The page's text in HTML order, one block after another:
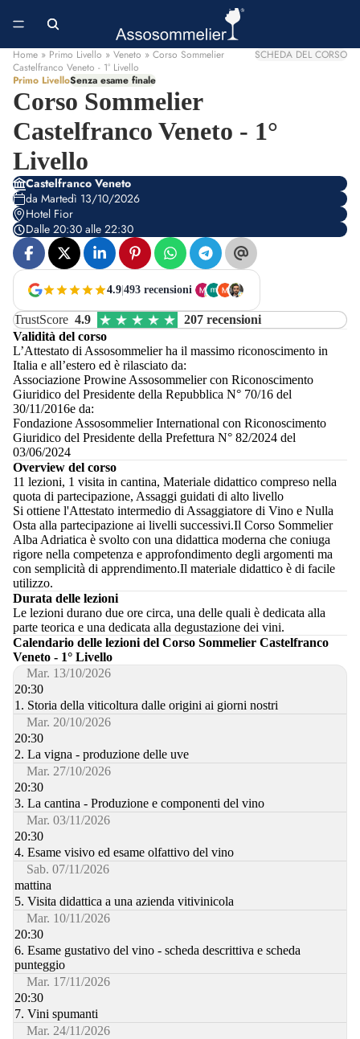
Home » Primo Livello » Veneto » Corso Sommelier
Castelfranco Veneto - 1° Livello
SCHEDA DEL CORSO
Primo LivelloSenza esame finale
Corso Sommelier
Castelfranco Veneto - 1°
Livello
Castelfranco Veneto
da Martedì 13/10/2026
Hotel Fior
Dalle 20:30 alle 22:30
4.9 493 recensioni
TrustScore 4.9
207 recensioni
Validità del corso
L’Attestato di Assosommelier ha il massimo riconoscimento in
Italia e all’estero ed è rilasciato da:
Associazione Prowine Assosommelier con Riconoscimento
Giuridico del Presidente della Repubblica N° 70/16 del
30/11/2016e da:
Fondazione Assosommelier International con Riconoscimento
Giuridico del Presidente della Prefettura N° 82/2024 del
03/06/2024
Overview del corso
11 lezioni, 1 visita in cantina, Materiale didattico compreso nella
quota di partecipazione, Assaggi guidati di alto livello
Si ottiene l'Attestato intermedio di Assaggiatore di Vino e Nulla
Osta alla partecipazione ai livelli successivi.Il Corso Sommelier
Alba Adriatica è svolto con una didattica moderna che coniuga
rigore nella competenza e approfondimento degli argomenti ma
con semplicità di apprendimento.Il materiale didattico è di facile
utilizzo.
Durata delle lezioni
Le lezioni durano due ore circa, una delle quali è dedicata alla
parte teorica e una dedicata alla degustazione dei vini.
Calendario delle lezioni del Corso Sommelier Castelfranco
Veneto - 1° Livello
Mar. 13/10/2026
20:30
1. Storia della viticoltura dalle origini ai giorni nostri
Mar. 20/10/2026
20:30
2. La vigna - produzione delle uve
Mar. 27/10/2026
20:30
3. La cantina - Produzione e componenti del vino
Mar. 03/11/2026
20:30
4. Esame visivo ed esame olfattivo del vino
Sab. 07/11/2026
mattina
5. Visita didattica a una azienda vitivinicola
Mar. 10/11/2026
20:30
6. Esame gustativo del vino - scheda descrittiva e scheda
punteggio
Mar. 17/11/2026
20:30
7. Vini spumanti
Mar. 24/11/2026